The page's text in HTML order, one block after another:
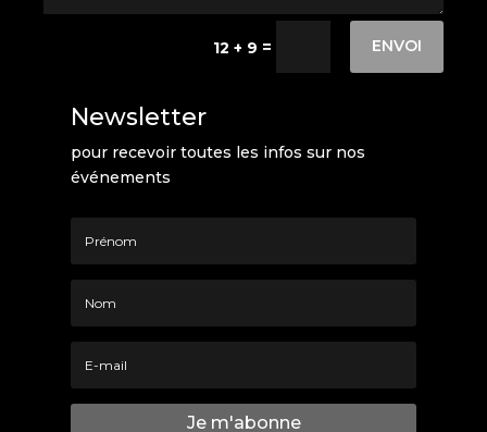
12 + 9 = ENVOI
Newsletter
pour recevoir toutes les infos sur nos
événements
Je m'abonne